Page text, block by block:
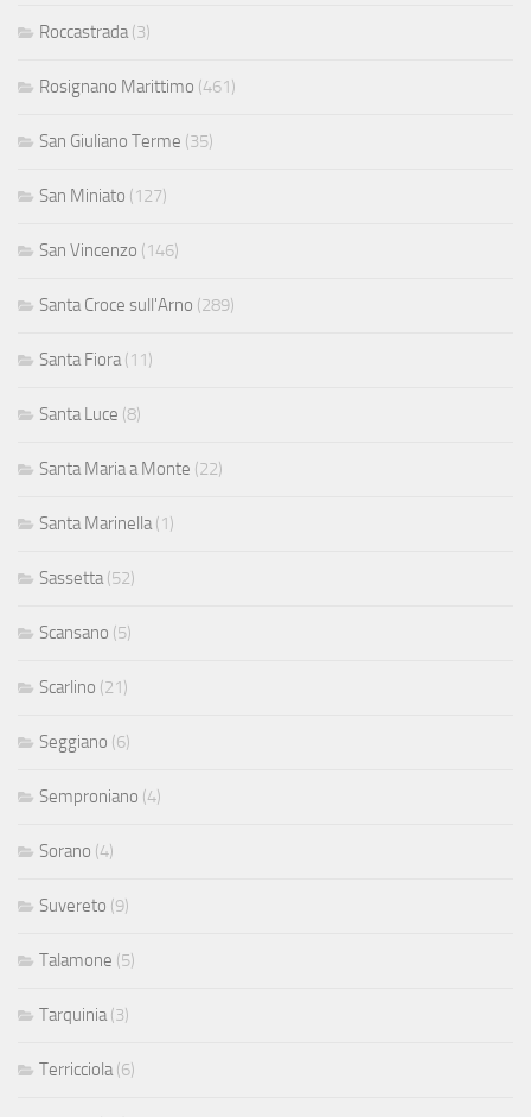
Roccastrada (3)
Rosignano Marittimo (461)
San Giuliano Terme (35)
San Miniato (127)
San Vincenzo (146)
Santa Croce sull'Arno (289)
Santa Fiora (11)
Santa Luce (8)
Santa Maria a Monte (22)
Santa Marinella (1)
Sassetta (52)
Scansano (5)
Scarlino (21)
Seggiano (6)
Semproniano (4)
Sorano (4)
Suvereto (9)
Talamone (5)
Tarquinia (3)
Terricciola (6)